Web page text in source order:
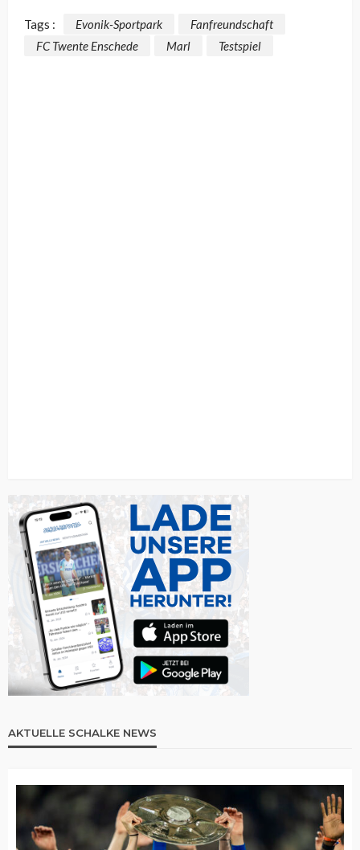
Tags : Evonik-Sportpark
Fanfreundschaft
FC Twente Enschede
Marl Testspiel
AKTUELLE SCHALKE NEWS